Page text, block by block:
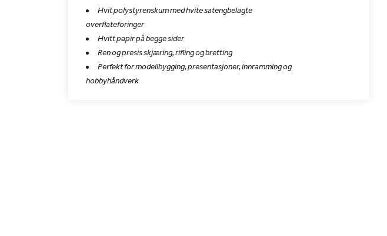
Hvit polystyrenskum med hvite satengbelagte
overflateforinger
Hvitt papir på begge sider
Ren og presis skjæring, rifling og bretting
Perfekt for modellbygging, presentasjoner, innramming og
hobbyhåndverk